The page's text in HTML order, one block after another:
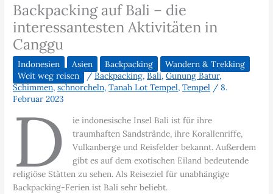
Backpacking auf Bali – die
interessantesten Aktivitäten in
Canggu
Indonesien Asien Backpacking
Wandern & Trekking
Weit weg reisen
/Backpacking,Bali,Gunung Batur,
Schimmen,schnorcheln,Tanah Lot Tempel,Tempel /8.
Februar 2023
D
ie indonesische Insel Bali ist für ihre
traumhaften Sandstrände, ihre Korallenriffe,
Vulkanberge und Reisfelder bekannt. Außerdem
gibt es auf dem exotischen Eiland bedeutende
religiöse Stätten zu sehen. Als Reiseziel für unabhängige
Backpacking-Ferien ist Bali sehr beliebt.